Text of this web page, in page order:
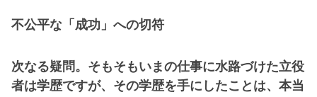
不公平な「成功」への切符
次なる疑問。そもそもいまの仕事に水路づけた立役
者は学歴ですが、その学歴を手にしたことは、本当